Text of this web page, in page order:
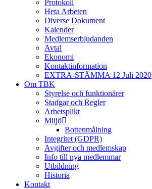
Protokoll
Heta Arbeten
Diverse Dokument
Kalender
Medlemserbjudanden
Avtal
Ekonomi
Kontaktinformation
EXTRA-STÄMMA 12 Juli 2020
Om TBK
Styrelse och funktionärer
Stadgar och Regler
Arbetsplikt
Miljö
Bottenmålning
Integritet (GDPR)
Avgifter och medlemskap
Info till nya medlemmar
Utbildning
Historia
Kontakt